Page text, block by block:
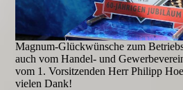
Magnum-Glückwünsche zum
auch vom Handel- und
vom 1. Vorsitzenden Herr Philipp
vielen Dank!